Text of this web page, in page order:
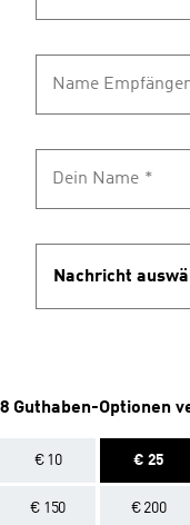
Name
Dein Name *
Nachricht
8 Guthaben-Optionen
€ 10 € 25
€ 150 € 200